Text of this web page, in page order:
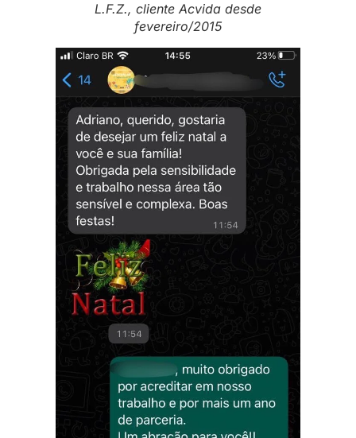
L.F.Z., cliente Acvida desde
fevereiro/2015